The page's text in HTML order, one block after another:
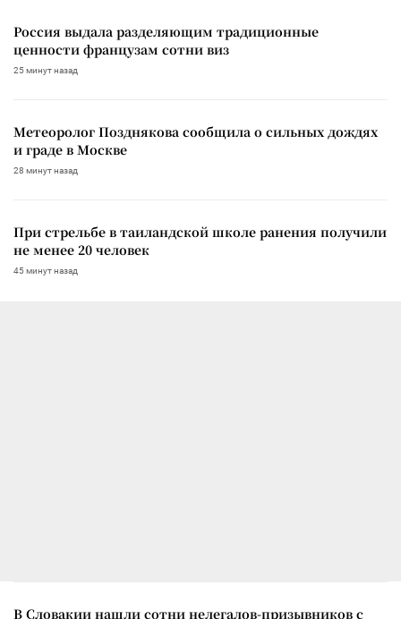
Россия выдала разделяющим традиционные
ценности французам сотни виз
25 минут назад
Метеоролог Позднякова сообщила о сильных дождях
и граде в Москве
28 минут назад
При стрельбе в таиландской школе ранения получили
не менее 20 человек
45 минут назад
В Словакии нашли сотни нелегалов-призывников с